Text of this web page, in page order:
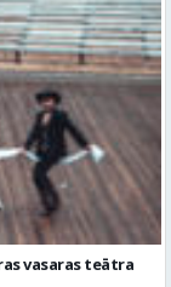
vasaras teātra